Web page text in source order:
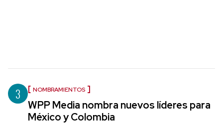
3 NOMBRAMIENTOS
WPP Media nombra nuevos líderes para
México y Colombia